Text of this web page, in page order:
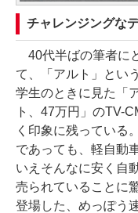
チャレンジングな
40代半ばの筆者に
て、「アルト」とい
学生のときに見た「
ト、47万円」のTV-
く印象に残っている
であっても、軽自動
いえそんなに安く自
売られていることに
登場した、めっぽう